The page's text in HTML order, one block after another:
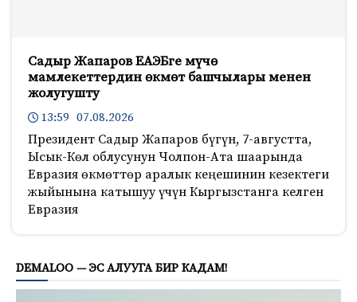
Садыр Жапаров ЕАЭБге мүчө
мамлекеттердин өкмөт башчылары менен
жолугушту
13:59 07.08.2026
Президент Садыр Жапаров бүгүн, 7-августта,
Ысык-Көл облусунун Чолпон-Ата шаарында
Евразия өкмөттөр аралык кеңешинин кезектеги
жыйынына катышуу үчүн Кыргызстанга келген
Евразия
DEMALOO — ЭС АЛУУГА БИР КАДАМ!